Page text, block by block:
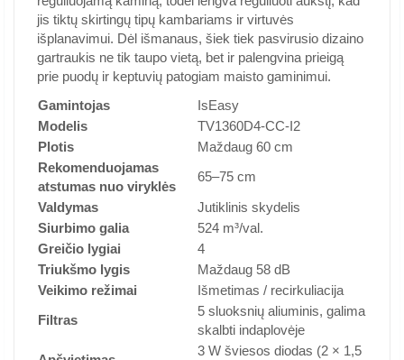
jis tiktų skirtingų tipų kambariams ir virtuvės
išplanavimui. Dėl išmanaus, šiek tiek pasvirusio dizaino
gartraukis ne tik taupo vietą, bet ir palengvina prieigą
prie puodų ir keptuvių patogiam maisto gaminimui.
Gamintojas
IsEasy
Modelis
TV1360D4-CC-I2
Plotis
Maždaug 60 cm
Rekomenduojamas
atstumas nuo viryklės
65–75 cm
Valdymas
Jutiklinis skydelis
Siurbimo galia
524 m³/val.
Greičio lygiai
4
Triukšmo lygis
Maždaug 58 dB
Veikimo režimai
Išmetimas / recirkuliacija
Filtras
5 sluoksnių aliuminis, galima
skalbti indaplovėje
3 W šviesos diodas (2 × 1,5